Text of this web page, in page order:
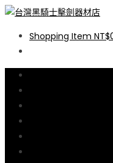
台灣黑騎士擊劍器材店
提供專業FENCING擊劍器
劍,佩劍,重劍,佩件,面罩,劍
Shopping Item